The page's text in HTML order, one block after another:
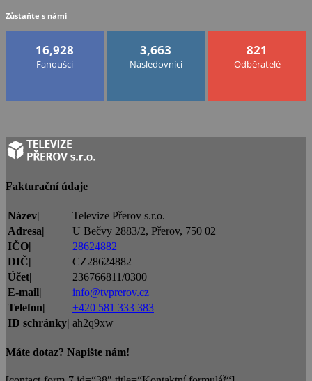
Zůstaňte s námi
16,928
Fanoušci
3,663
Následovníci
821
Odběratelé
Fakturační údaje
Název|
Televize Přerov s.r.o.
Adresa|
U Bečvy 2883/2, Přerov, 750 02
IČO|
28624882
DIČ|
CZ28624882
Účet|
236766811/0300
E-mail|
info@tvprerov.cz
Telefon|
+420 581 333 383
ID schránky| ah2q9xw
Máte dotaz? Napište nám!